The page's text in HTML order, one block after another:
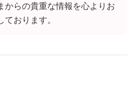
からの貴重な情報を心よりお
ております。